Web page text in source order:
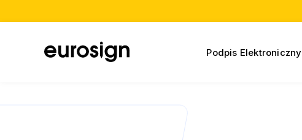
Podpis Elektroniczny